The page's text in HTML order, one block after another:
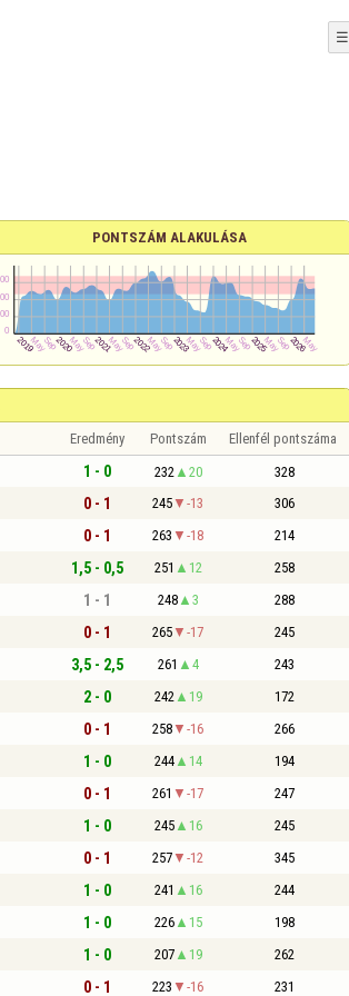
☰
PONTSZÁM ALAKULÁSA
Eredmény Pontszám Ellenfél pontszáma
1 - 0 232 20 328
0 - 1 245 -13 306
0 - 1 263 -18 214
1,5 - 0,5 251 12 258
1 - 1 248 3 288
0 - 1 265 -17 245
3,5 - 2,5 261 4 243
2 - 0 242 19 172
0 - 1 258 -16 266
1 - 0 244 14 194
0 - 1 261 -17 247
1 - 0 245 16 245
0 - 1 257 -12 345
1 - 0 241 16 244
1 - 0 226 15 198
1 - 0 207 19 262
0 - 1 223 -16 231